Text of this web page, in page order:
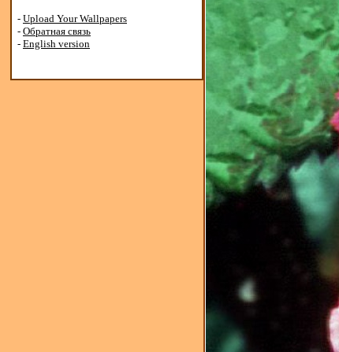
- Upload Your Wallpapers
- Обратная связь
- English version